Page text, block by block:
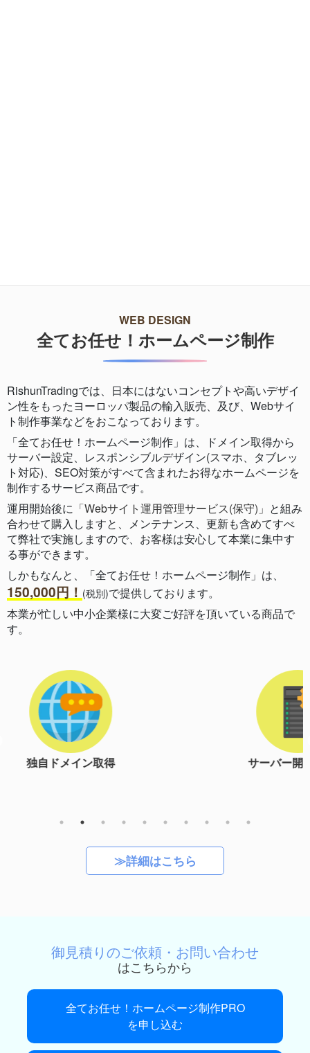
WEB DESIGN
全てお任せ！ホームページ制作
RishunTradingでは、日本にはないコンセプトや高いデザイ
ン性をもったヨーロッパ製品の輸入販売、及び、Webサイ
ト制作事業などをおこなっております。
「全てお任せ！ホームページ制作」は、ドメイン取得から
サーバー設定、レスポンシブルデザイン(スマホ、タブレッ
ト対応)、SEO対策がすべて含まれたお得なホームページを
制作するサービス商品です。
運用開始後に 「Webサイト運用管理サービス(保守)」 と組み
合わせて購入しますと、メンテナンス、更新も含めてすべ
て弊社で実施しますので、お客様は安心して本業に集中す
る事ができます。
しかもなんと、「全てお任せ！ホームページ制作」は、
150,000円！ (税別)で提供しております。
本業が忙しい中小企業様に大変ご好評を頂いている商品で
す。
≫詳細はこちら
御見積りのご依頼・お問い合わせ
はこちらから
全てお任せ！ホームページ制作PRO
を申し込む